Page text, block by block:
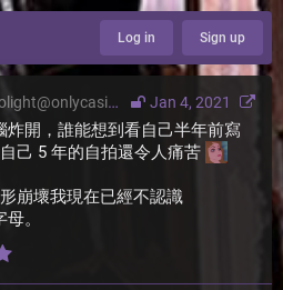
Log in Sign up
Jan 4, 2021
炸開，誰能想到看自己半年前寫
己 5 年的自拍還令人痛苦
崩壞我現在已經不認識
。